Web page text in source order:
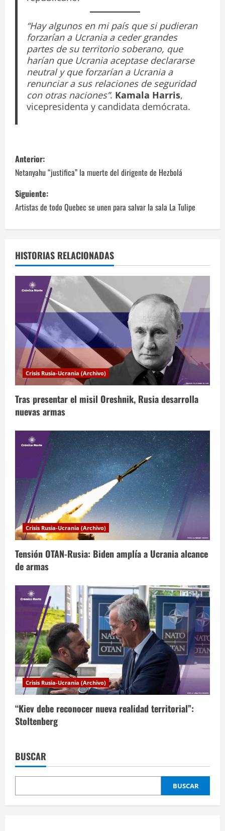
“Hay algunos en mi país que si pudieran
forzarían a Ucrania a ceder grandes
partes de su territorio soberano, que
harían que Ucrania aceptase declararse
neutral y que forzarían a Ucrania a
renunciar a sus relaciones de seguridad
con otras naciones”. Kamala Harris,
vicepresidenta y candidata demócrata.
N
a
v
e
a
c
ó
n
d
e
e
n
a
d
a
s
Anterior:
Netanyahu “justifica” la muerte del dirigente de Hezbolá
Siguiente:
Artistas de todo Quebec se unen para salvar la sala La Tulipe
HISTORIAS RELACIONADAS
Crisis Rusia-Ucrania (Archivo)
Tras presentar el misil Oreshnik, Rusia desarrolla
nuevas armas
Crisis Rusia-Ucrania (Archivo)
Tensión OTAN-Rusia: Biden amplía a Ucrania alcance
de armas
Crisis Rusia-Ucrania (Archivo)
“Kiev debe reconocer nueva realidad territorial”:
Stoltenberg
BUSCAR
BUSCAR